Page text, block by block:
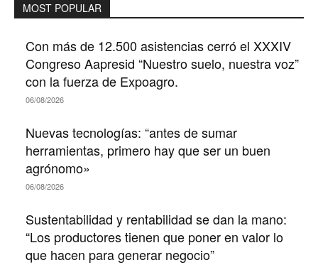
MOST POPULAR
Con más de 12.500 asistencias cerró el XXXIV
Congreso Aapresid “Nuestro suelo, nuestra voz”
con la fuerza de Expoagro.
06/08/2026
Nuevas tecnologías: “antes de sumar
herramientas, primero hay que ser un buen
agrónomo»
06/08/2026
Sustentabilidad y rentabilidad se dan la mano:
“Los productores tienen que poner en valor lo
que hacen para generar negocio”